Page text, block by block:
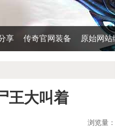
享 传奇官网装备 原始网站
王大叫着
浏览量：